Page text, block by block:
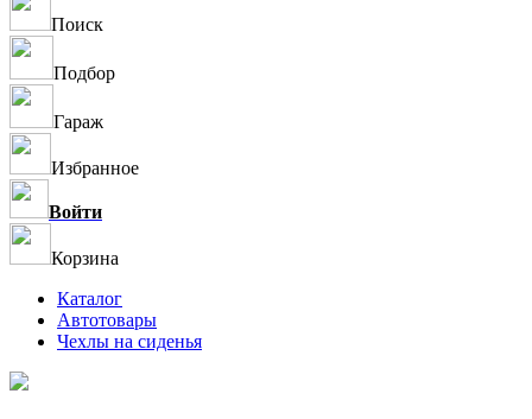
Поиск
Подбор
Гараж
Избранное
Войти
Корзина
Каталог
Автотовары
Чехлы на сиденья